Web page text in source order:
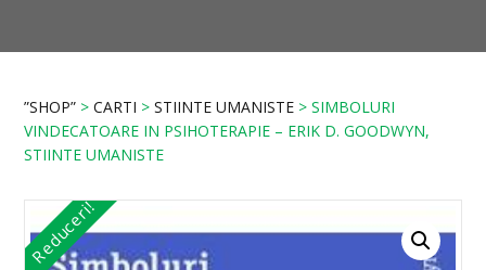
”SHOP” >CARTI >STIINTE UMANISTE > SIMBOLURI
VINDECATOARE IN PSIHOTERAPIE – ERIK D. GOODWYN,
STIINTE UMANISTE
Reduceri!